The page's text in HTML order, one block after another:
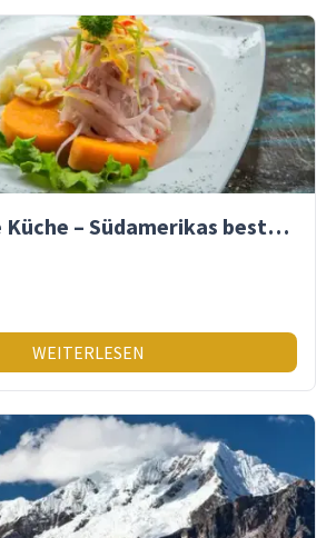
Peruanische Küche – Südamerikas beste Gastronomie
WEITERLESEN